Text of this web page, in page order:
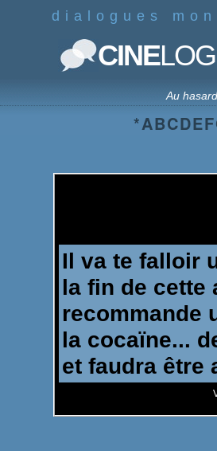
dialogues
CINELOG
Au hasard
*ABCDEF